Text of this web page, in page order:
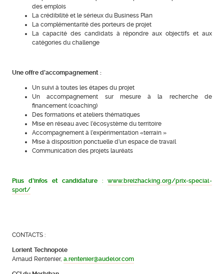
des emplois
La crédibilité et le sérieux du Business Plan
La complémentarité des porteurs de projet
La capacité des candidats à répondre aux objectifs et aux
catégories du challenge
Une offre d’accompagnement :
Un suivi à toutes les étapes du projet
Un accompagnement sur mesure à la recherche de
financement (coaching)
Des formations et ateliers thématiques
Mise en réseau avec l’écosystème du territoire
Accompagnement à l’expérimentation «terrain »
Mise à disposition ponctuelle d’un espace de travail
Communication des projets lauréats
Plus d’infos et candidature :www.breizhacking.org/prix-special-
sport/
CONTACTS :
Lorient Technopole
Arnaud Rentenier, a.rentenier@audelor.com